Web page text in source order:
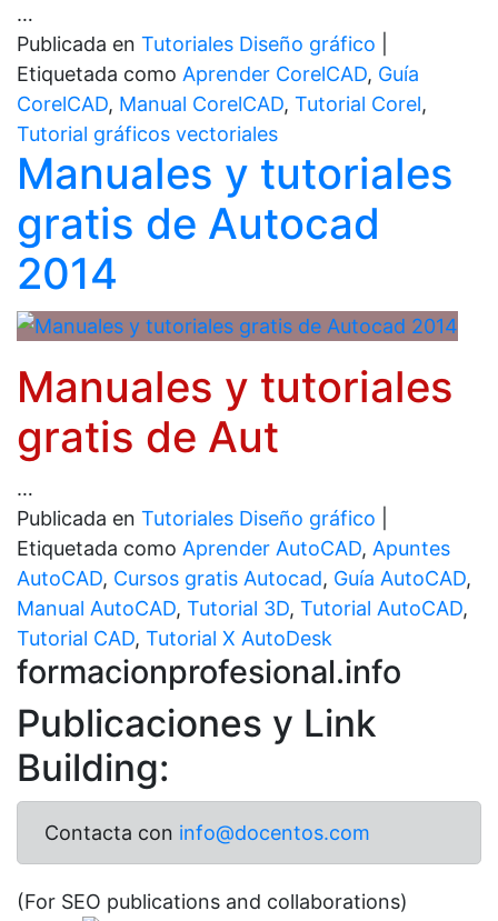
…
Publicada en Tutoriales Diseño gráfico
Etiquetada como Aprender CorelCAD, Guía
CorelCAD, Manual CorelCAD, Tutorial Corel,
Tutorial gráficos vectoriales
Manuales y tutoriales
gratis de Autocad
2014
Manuales y tutoriales
gratis de Aut
…
Publicada en Tutoriales Diseño gráfico
Etiquetada como Aprender AutoCAD, Apuntes
AutoCAD, Cursos gratis Autocad, Guía AutoCAD,
Manual AutoCAD, Tutorial 3D, Tutorial AutoCAD,
Tutorial CAD, Tutorial X AutoDesk
formacionprofesional.info
Publicaciones y Link
Building:
Contacta con info@docentos.com
(For SEO publications and collaborations)